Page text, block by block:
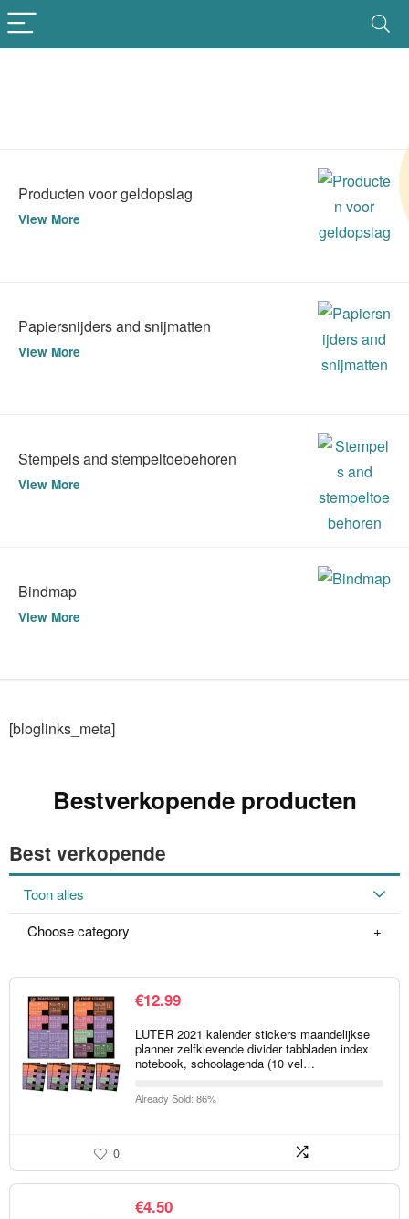
Producten voor geldopslag
View More
Papiersnijders and snijmatten
View More
Stempels and stempeltoebehoren
View More
Bindmap
View More
[bloglinks_meta]
Bestverkopende producten
Best verkopende
Toon alles
Choose category
€12.99
LUTER 2021 kalender stickers maandelijkse
planner zelfklevende divider tabbladen index
notebook, schoolagenda (10 vel…
Already Sold: 86%
0
€4.50